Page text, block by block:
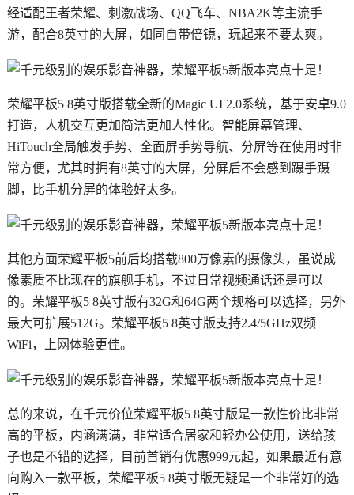
经适配王者荣耀、刺激战场、QQ飞车、NBA2K等主流手
游，配合8英寸的大屏，如同自带倍镜，玩起来不要太爽。
荣耀平板5 8英寸版搭载全新的Magic UI 2.0系统，基于安卓9.0
打造，人机交互更加简洁更加人性化。智能屏幕管理、
HiTouch全局触发手势、全面屏手势导航、分屏等在使用时非
常方便，尤其时拥有8英寸的大屏，分屏后不会感到蹑手蹑
脚，比手机分屏的体验好太多。
其他方面荣耀平板5前后均搭载800万像素的摄像头，虽说成
像素质不比现在的旗舰手机，不过日常视频通话还是可以
的。荣耀平板5 8英寸版有32G和64G两个规格可以选择，另外
最大可扩展512G。荣耀平板5 8英寸版支持2.4/5GHz双频
WiFi，上网体验更佳。
总的来说，在千元价位荣耀平板5 8英寸版是一款性价比非常
高的平板，内涵满满，非常适合居家和轻办公使用，送给孩
子也是不错的选择，目前首销有优惠999元起，如果最近有意
向购入一款平板，荣耀平板5 8英寸版无疑是一个非常好的选